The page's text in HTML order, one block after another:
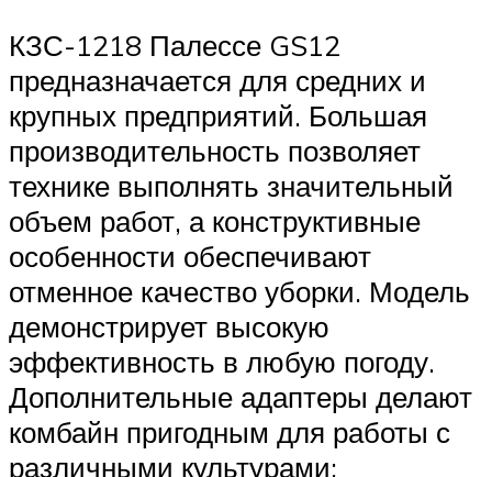
КЗС-1218 Палессе GS12
предназначается для средних и
крупных предприятий. Большая
производительность позволяет
технике выполнять значительный
объем работ, а конструктивные
особенности обеспечивают
отменное качество уборки. Модель
демонстрирует высокую
эффективность в любую погоду.
Дополнительные адаптеры делают
комбайн пригодным для работы с
различными культурами: